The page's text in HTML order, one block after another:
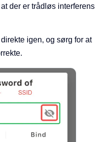
der er trådløs interferens
igen, og sørg for at